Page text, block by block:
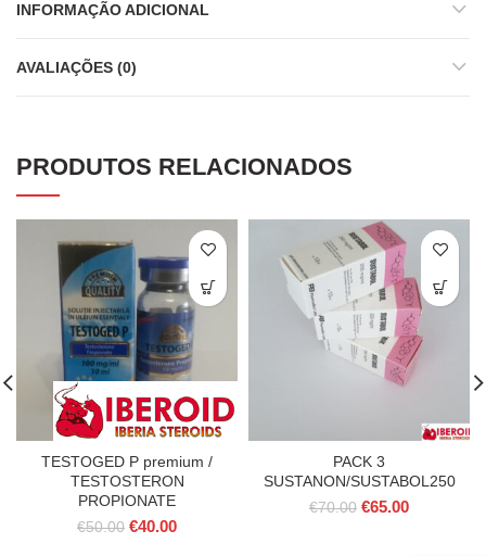
INFORMAÇÃO ADICIONAL
AVALIAÇÕES (0)
PRODUTOS RELACIONADOS
TESTOGED P premium /
TESTOSTERON
PROPIONATE
€50.00 O
€40.00O
PACK 3
SUSTANON/SUSTABOL250
€70.00 O
€65.00O